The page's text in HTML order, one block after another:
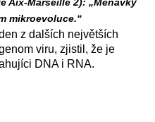
mikroevoluce.“
z dalších největších
viru, zjistil, že je
DNA i RNA.